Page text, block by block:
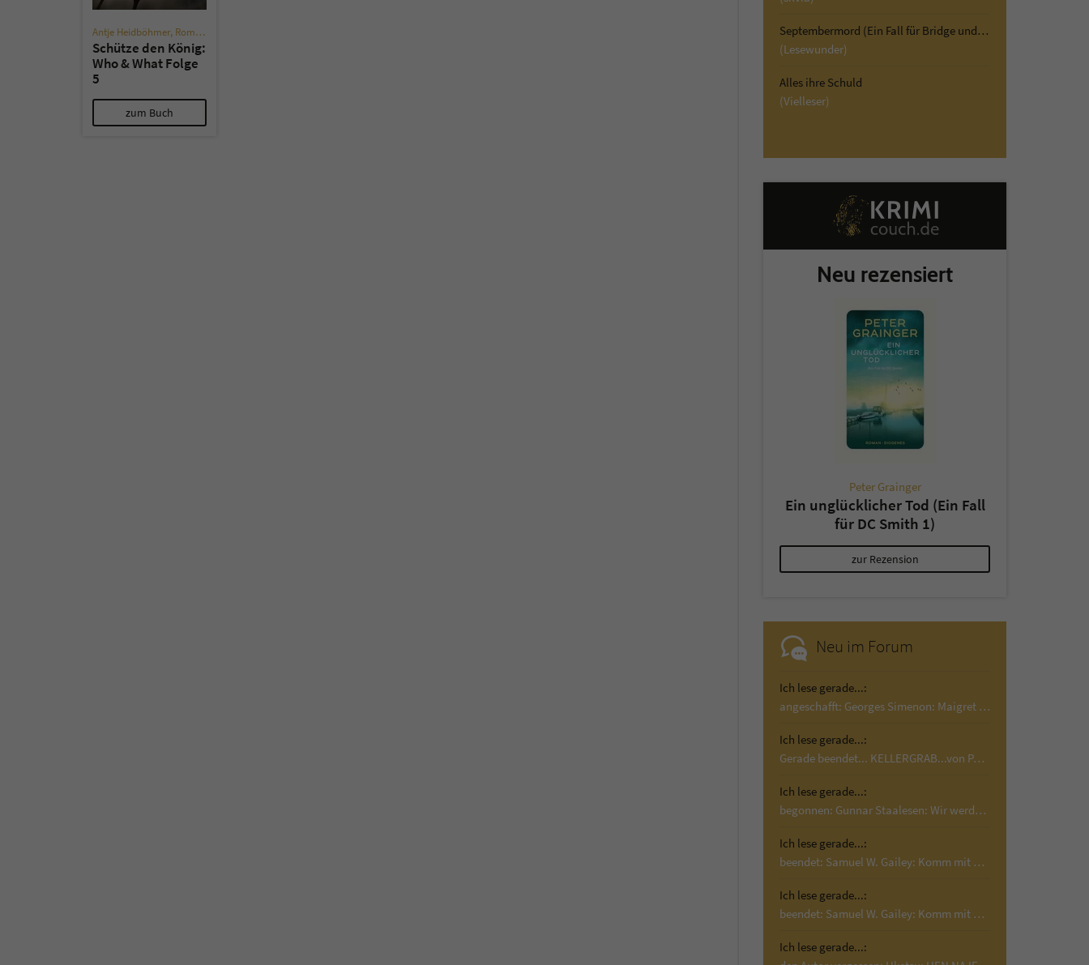
Antje Heidböhmer, Roman Klink
Schütze den König:
Who & What Folge
5
zum Buch
Septembermord (Ein Fall für Bridge und Ward 1)
(Lesewunder)
Alles ihre Schuld
(Vielleser)
Neu rezensiert
Peter Grainger
Ein unglücklicher Tod (Ein Fall
für DC Smith 1)
zur Rezension
Neu im Forum
Ich lese gerade...:
angeschafft: Georges Simenon: Maigret im Haus…
Ich lese gerade...:
Gerade beendet... KELLERGRAB...von Paul Cleave! …
Ich lese gerade...:
begonnen: Gunnar Staalesen: Wir werden Wind…
Ich lese gerade...:
beendet: Samuel W. Gailey: Komm mit mir; Krimi,…
Ich lese gerade...:
beendet: Samuel W. Gailey: Komm mit mir; Krimi,…
Ich lese gerade...: